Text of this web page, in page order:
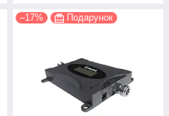
–17% Подарунок